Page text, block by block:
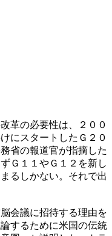
革の必要性は、２００
にスタートしたＧ２０
省の報道官が指摘した
Ｇ１１やＧ１２を新し
るしかない。それで出
会議に招待する理由を
するために米国の伝統